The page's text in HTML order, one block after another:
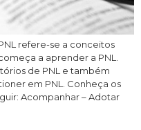
refere-se a conceitos
a aprender a PNL.
de PNL e também
em PNL. Conheça os
Acompanhar – Adotar